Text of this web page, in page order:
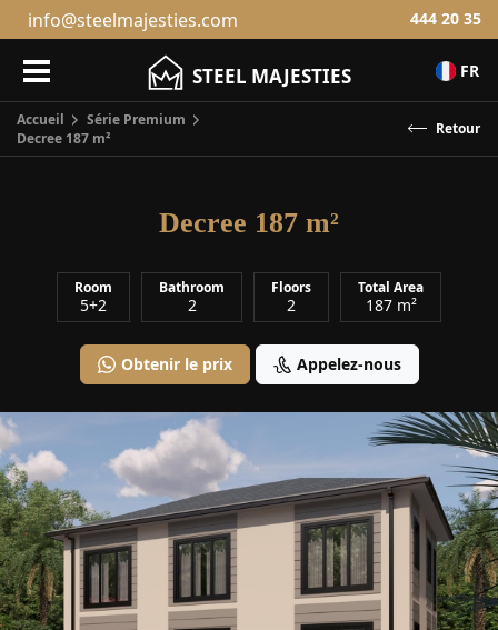
info@steelmajesties.com 444 20 35
STEEL MAJESTIES FR
Accueil
Série Premium
Decree 187 m²
Decree 187 m²
Room
5+2
Bathroom
2
Floors
2
Total Area
187 m²
Obtenir le prix Appelez-nous